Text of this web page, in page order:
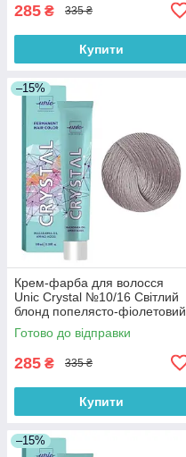
285 ₴ 335 ₴
Купити
–15%
Крем-фарба для волосся
Unic Crystal №10/16 Світлий
блонд попелясто-фіолетовий
100 мл
Готово до відправки
285 ₴ 335 ₴
Купити
–15%